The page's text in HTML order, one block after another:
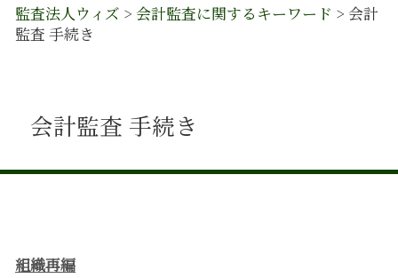
監査法人ウィズ > 会計監査に関するキーワード > 会計
監査 手続き
会計監査 手続き
組織再編